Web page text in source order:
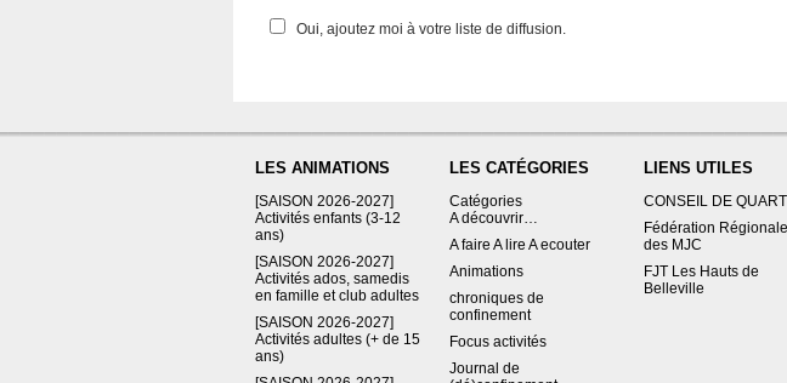
Oui, ajoutez moi à votre liste de diffusion.
LES ANIMATIONS
[SAISON 2026-2027]
Activités enfants (3-12
ans)
[SAISON 2026-2027]
Activités ados, samedis
en famille et club adultes
[SAISON 2026-2027]
Activités adultes (+ de 15
ans)
LES CATÉGORIES
Catégories
A découvrir…
A faire A lire A ecouter
Animations
chroniques de
confinement
Focus activités
Journal de
LIENS UTILES
CONSEIL DE
Fédération Régionale
des MJC
FJT Les Hauts de
Belleville